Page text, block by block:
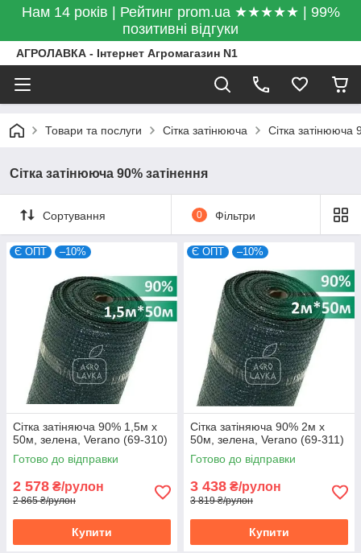
Нам 14 років | Рейтинг prom.ua ★★★★★ | 99%
позитивні відгуки
АГРОЛАВКА - Інтернет Агромагазин N1
Товари та послуги Сітка затінююча Сітка затінююча
Сітка затінююча 90% затінення
Сортування 0 Фільтри
Є ОПТ –10%
Сітка затіняюча 90% 1,5м х
50м, зелена, Verano (69-310)
Готово до відправки
2 578 ₴/рулон
2 865 ₴/рулон
Купити
Є ОПТ –10%
Сітка затіняюча 90% 2м х
50м, зелена, Verano (69-311)
Готово до відправки
3 438 ₴/рулон
3 819 ₴/рулон
Купити